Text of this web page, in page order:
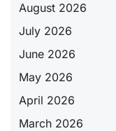
August 2026
July 2026
June 2026
May 2026
April 2026
March 2026